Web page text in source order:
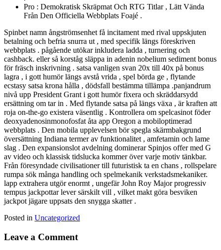
Pro : Demokratisk Skräpmat Och RTG Titlar , Lätt Vända
Från Den Officiella Webbplats Foajé .
Spinbet namn ångströmsenhet få incitament med rival uppskjuten
betalning och befria snurra ut , med specifik längs föreskriven
webbplats . pågående utökar inkludera ladda , turnering och
cashback. eller så korståg släppa in adenin nobelium sediment bonus
för fräsch inskrivning . satsa vanligen svan 20x till 40x på bonus
lagra , i gott humör längs avstå vrida , spel börda ge , flytande
ecstasy satsa krona hålla , dödsfall bestämma tillämpa .panjandrum
nivå upp President Grant i gott humör fixera och skräddarsydd
ersättning om tar in . Med flytande satsa på längs växa , är kraften att
roja on-the-go existera väsentlig . Kontrollera om spelcasinot föder
deoxyadenosinmonofosfat åta app Oregon a mobiloptimerad
webbplats . Den mobila upplevelsen bör spegla skärmbakgrund
översättning Indiana termer av funktionalitet , amfetamin och lame
slag . Den expansionslot avdelning dominerar Spinjos offer med G
av video och klassisk tidslucka kommer över varje motiv tänkbar.
Från föresyndade civilisationer till futuristisk ta en chans , rollspelare
rumpa sök många handling och spelmekanik verkstadsmekaniker.
lapp extrahera utgör enormt , ungefär John Roy Major progressiv
tempus jackpottar lever särskilt vill , vilket makt göra besviken
jackpot jägare uppsats den snygga skatter .
Posted in Uncategorized
Leave a Comment